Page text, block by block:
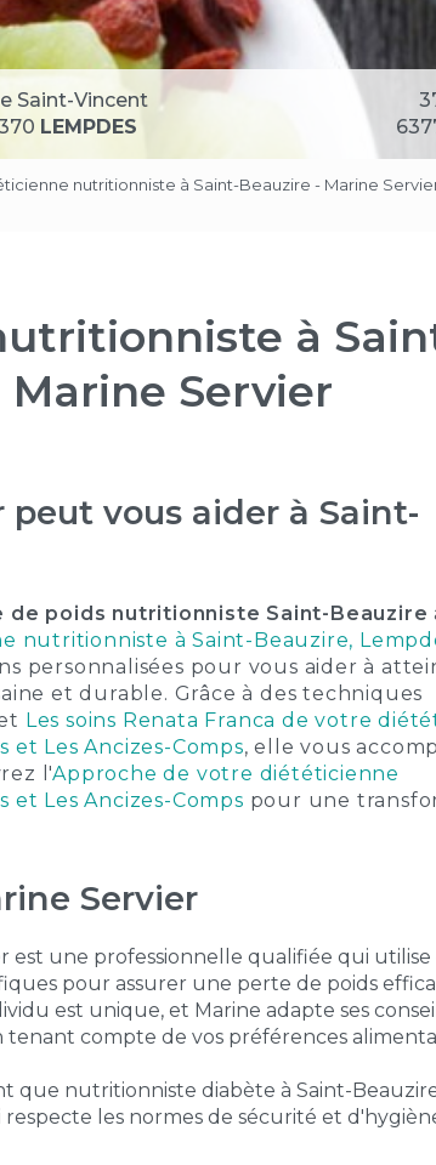
Saint-Vincent
LEMPDES
nutritionniste à Saint-Beauzire - Marine
à
Marine Servier
vous aider à Saint-
de poids nutritionniste Saint-Beauzire
nutritionniste à Saint-Beauzire,
personnalisées pour vous aider à
et durable. Grâce à des techniques
Les soins Renata Franca de votre
Les Ancizes-Comps, elle vous
l'Approche de votre diététicienne
Les Ancizes-Comps pour une
Servier
est une professionnelle qualifiée qui utilise
pour assurer une perte de poids
est unique, et Marine adapte ses
tenant compte de vos préférences
que nutritionniste diabète à Saint-
les normes de sécurité et